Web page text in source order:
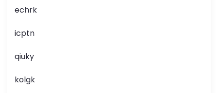
echrk
icptn
qiuky
kolgk